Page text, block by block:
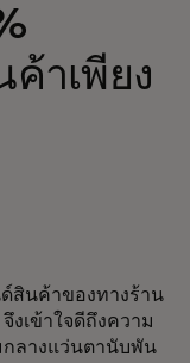
าเพียง
สินค้าของทางร้าน
งเข้าใจดีถึงความ
กลางแว่นตานับพัน